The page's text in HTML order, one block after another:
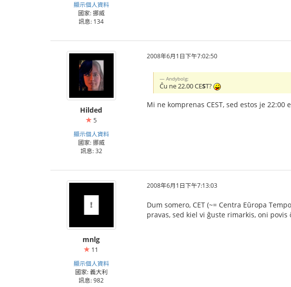
顯示個人資料
國家: 挪威
訊息: 134
Hilded
5
顯示個人資料
國家: 挪威
訊息: 32
2008年6月1日下午7:02:50
Andybolg:
Ĉu ne 22.00 CEST?
Mi ne komprenas CEST, sed estos je 22:00
mnlg
11
顯示個人資料
國家: 義大利
訊息: 982
2008年6月1日下午7:13:03
Dum somero, CET (~= Centra Eŭropa
pravas, sed kiel vi ĝuste rimarkis, oni povis